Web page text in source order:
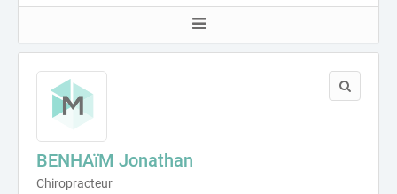
BENHAïM Jonathan
Chiropracteur